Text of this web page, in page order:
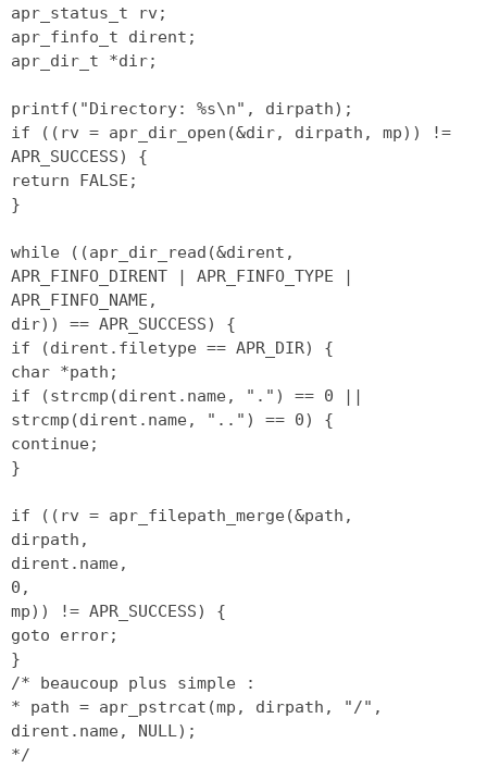
apr_status_t rv;
apr_finfo_t dirent;
apr_dir_t *dir;
printf("Directory: %s\n", dirpath);
if ((rv = apr_dir_open(&dir, dirpath, mp)) !=
APR_SUCCESS) {
return FALSE;
}
while ((apr_dir_read(&dirent,
APR_FINFO_DIRENT | APR_FINFO_TYPE |
APR_FINFO_NAME,
dir)) == APR_SUCCESS) {
if (dirent.filetype == APR_DIR) {
char *path;
if (strcmp(dirent.name, ".") == 0 ||
strcmp(dirent.name, "..") == 0) {
continue;
}
if ((rv = apr_filepath_merge(&path,
dirpath,
dirent.name,
0,
mp)) != APR_SUCCESS) {
goto error;
}
/* beaucoup plus simple :
* path = apr_pstrcat(mp, dirpath, "/",
dirent.name, NULL);
*/